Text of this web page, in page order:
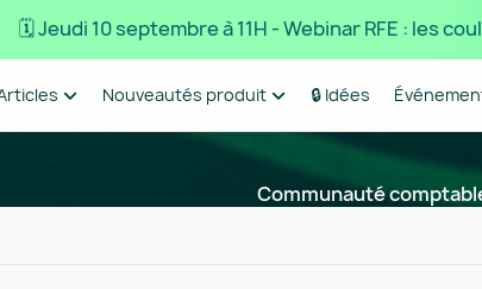
🗓️ Jeudi 10 septembre à 11H - Webinar RFE : les
Nouveautés produit 🔒 Idées
Communauté